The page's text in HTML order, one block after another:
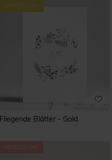
Fliegende Blätter - Gold